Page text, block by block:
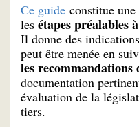
Ce guide constitue une
les étapes préalables
Il donne des
peut être menée en
les recommandations
documentation
évaluation de la
tiers.